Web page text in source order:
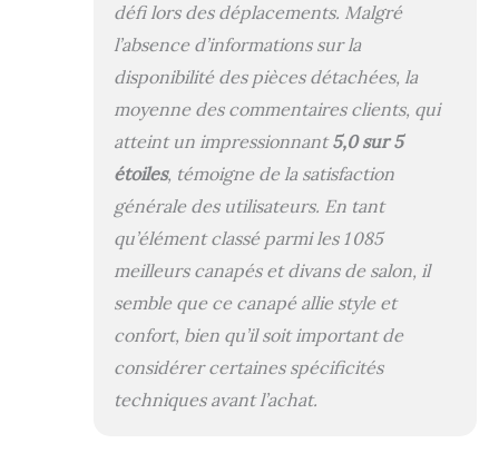
défi lors des déplacements. Malgré
l’absence d’informations sur la
disponibilité des pièces détachées, la
moyenne des commentaires clients, qui
atteint un impressionnant5,0 sur 5
étoiles, témoigne de la satisfaction
générale des utilisateurs. En tant
qu’élément classé parmi les 1 085
meilleurs canapés et divans de salon, il
semble que ce canapé allie style et
confort, bien qu’il soit important de
considérer certaines spécificités
techniques avant l’achat.